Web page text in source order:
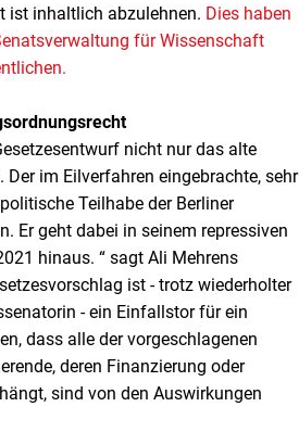
ist inhaltlich abzulehnen. Dies haben
für Wissenschaft
nicht nur das alte
im Eilverfahren eingebrachte, sehr
Teilhabe der Berliner
Er geht dabei in seinem repressiven
hinaus. “ sagt Ali Mehrens
ist - trotz wiederholter
- ein Einfallstor für ein
dass alle der vorgeschlagenen
deren Finanzierung oder
sind von den Auswirkungen